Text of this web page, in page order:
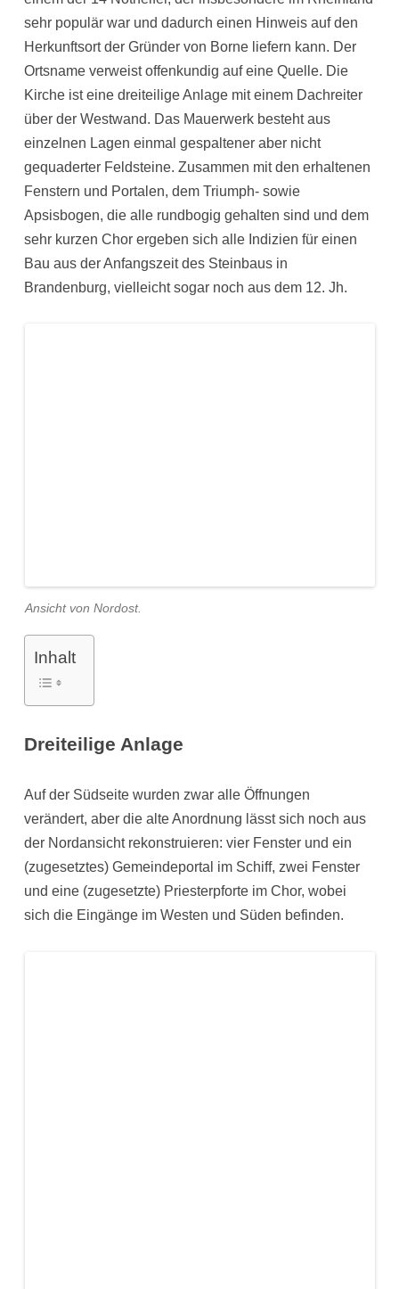
sehr populär war und dadurch einen Hinweis auf den
Herkunftsort der Gründer von Borne liefern kann. Der
Ortsname verweist offenkundig auf eine Quelle. Die
Kirche ist eine dreiteilige Anlage mit einem Dachreiter
über der Westwand. Das Mauerwerk besteht aus
einzelnen Lagen einmal gespaltener aber nicht
gequaderter Feldsteine. Zusammen mit den erhaltenen
Fenstern und Portalen, dem Triumph- sowie
Apsisbogen, die alle rundbogig gehalten sind und dem
sehr kurzen Chor ergeben sich alle Indizien für einen
Bau aus der Anfangszeit des Steinbaus in
Brandenburg, vielleicht sogar noch aus dem 12. Jh.
Ansicht von Nordost.
Inhalt
Dreiteilige Anlage
Auf der Südseite wurden zwar alle Öffnungen
verändert, aber die alte Anordnung lässt sich noch aus
der Nordansicht rekonstruieren: vier Fenster und ein
(zugesetztes) Gemeindeportal im Schiff, zwei Fenster
und eine (zugesetzte) Priesterpforte im Chor, wobei
sich die Eingänge im Westen und Süden befinden.